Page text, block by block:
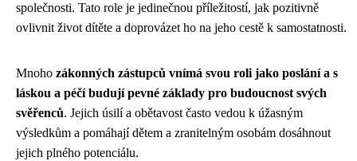
společnosti. Tato role je jedinečnou příležitostí, jak pozitivně
ovlivnit život dítěte a doprovázet ho na jeho cestě k samostatnosti.
Mnoho zákonných zástupců vnímá svou roli jako poslání a s
láskou a péčí budují pevné základy pro budoucnost svých
svěřenců. Jejich úsilí a obětavost často vedou k úžasným
výsledkům a pomáhají dětem a zranitelným osobám dosáhnout
jejich plného potenciálu.